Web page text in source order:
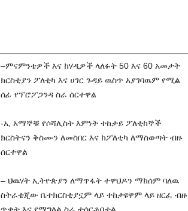
–ምናምንቴዎች እና ከሃዲዎች ላለፉት 50 እና 60 አመታት
ክርስቲያን ፖለቲካ እና ሀገር ጉዳይ ዉስጥ አያገባዉም የሚል
ሰፊ የፕሮፖጋንዳ ስራ ሰርተዋል
-ኢ አማኞቹ የሶሻሊስት እምነት ተከታይ ፖለቲከኞች
ክርስትናን ቅስሙን ለመስበር እና ከፖለቲካ ለማስወጣት ብዙ
ሰርተዋል
– ህዉሃት ኢትዮጵያን ለማጥፋት ተዋህዶን ማክሰም ባለዉ
ስትራቴጂው ቤተክርስቲያኗም ላይ ተከታዩዋም ላይ ዘርፈ ብዙ